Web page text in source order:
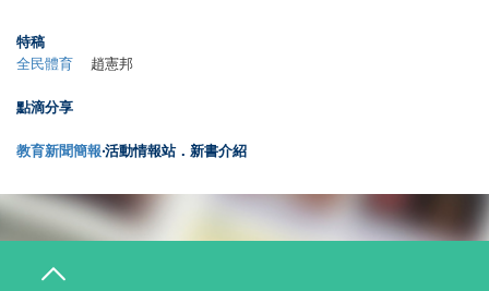
特稿
全民體育 趙憲邦
點滴分享
教育新聞簡報‧活動情報站．新書介紹
T